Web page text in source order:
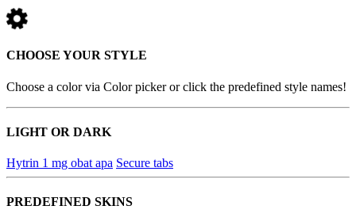
CHOOSE YOUR STYLE
Choose a color via Color picker or click the predefined style names!
LIGHT OR DARK
Hytrin 1 mg obat apa Secure tabs
PREDEFINED SKINS